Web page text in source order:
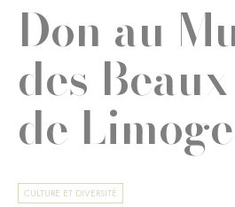
Don au
des
de
CULTURE ET DIVERSITÉ